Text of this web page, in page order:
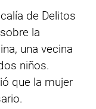
de Delitos
la
una vecina
niños.
que la mujer